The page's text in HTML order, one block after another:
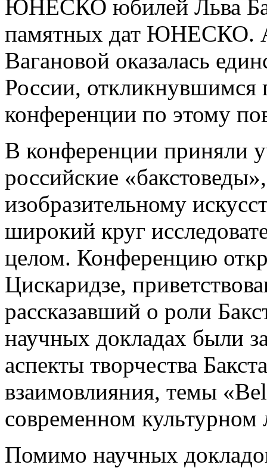
ЮНЕСКО юбилей Льва
памятных дат ЮНЕСКО.
Вагановой оказалась
России, откликнувшимся
конференции по этому
В конференции приняли
российские
изобразительному
широкий круг
целом. Конференцию
Цискаридзе,
рассказавший о роли
научных докладах были
аспекты творчества
взаимовлияния, темы
современном
Помимо научных